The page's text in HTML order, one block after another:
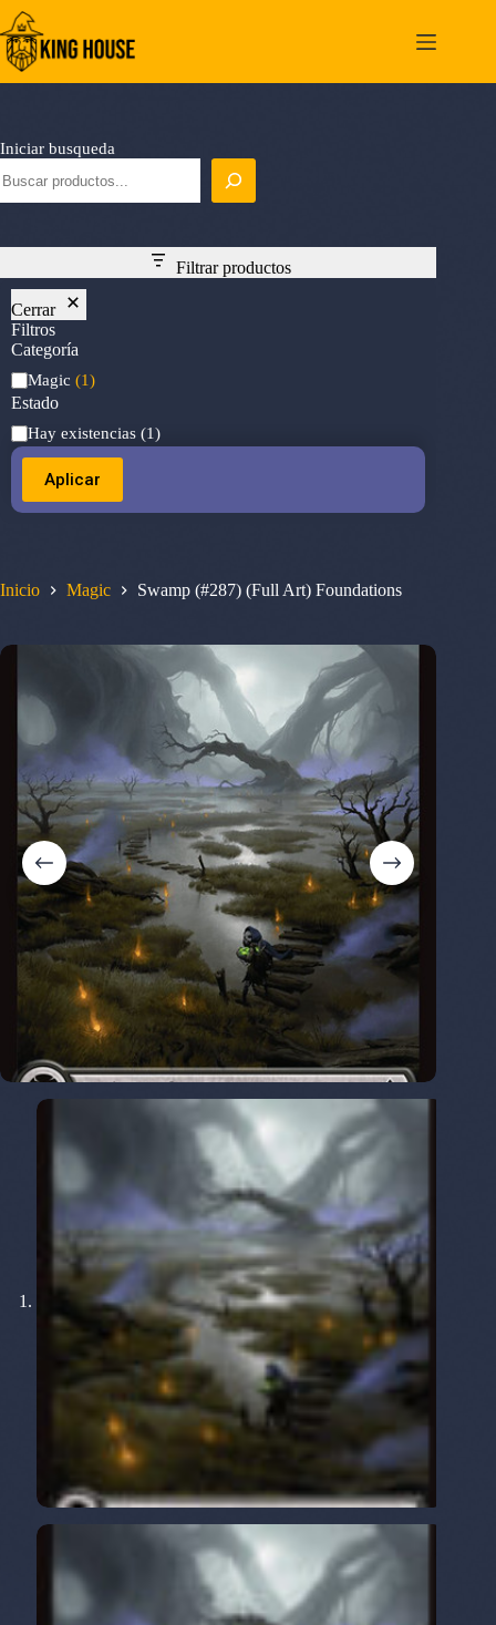
Saltar
al
contenido
Inicio Magic Swamp (#287) (Full Art) Foundations
Iniciar busqueda
Filtrar productos
Cerrar
Filtros
Categoría
Categoría
Magic (1)
Estado
Estado
Hay existencias (1)
Aplicar